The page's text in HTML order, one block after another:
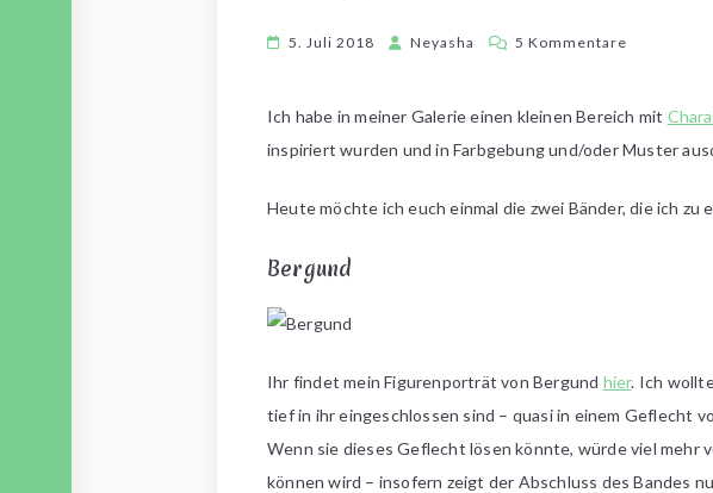
5. Juli 2018 Neyasha 5 Kommentare
Bergund
und
Ich habe in meiner Galerie einen kleinen Bereich mit
inspiriert wurden und in Farbgebung und/oder Muster
Heute möchte ich euch einmal die zwei Bänder, die ich
Bergund
Ihr findet mein Figurenporträt von Bergund hier. Ich
tief in ihr eingeschlossen sind – quasi in einem Geflecht
Wenn sie dieses Geflecht lösen könnte, würde viel mehr
können wird – insofern zeigt der Abschluss des Bandes